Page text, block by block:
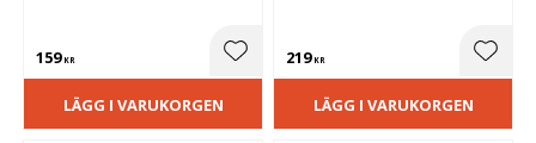
159KR Lägg till i favoriter
LÄGG I VARUKORGEN
Praktiska batterier medföljer.
219KR
LÄGG I VARUKORGEN